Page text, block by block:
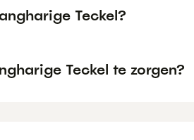
Teckel?
Teckel te zorgen?